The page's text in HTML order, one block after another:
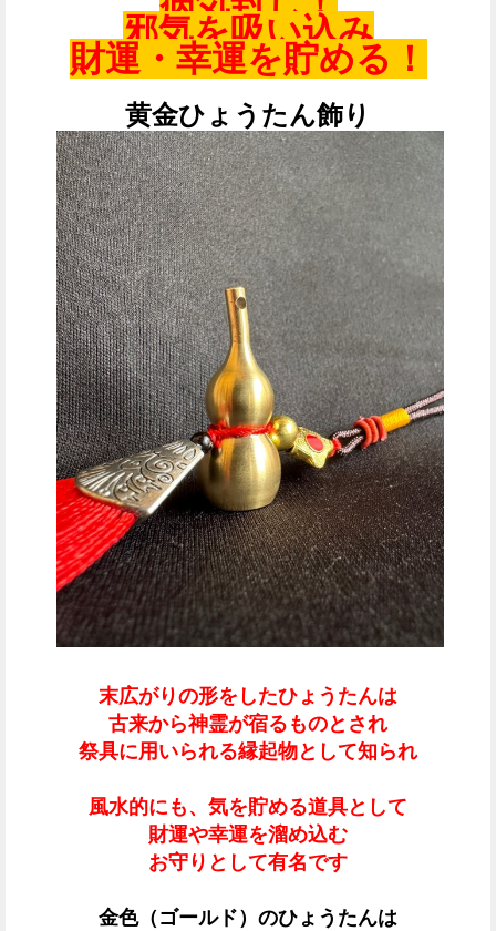
邪気を吸い込み
財運・幸運を貯める！
黄金ひょうたん飾り
末広がりの形をしたひょうたんは
古来から神霊が宿るものとされ
祭具に用いられる縁起物として知られ
風水的にも、気を貯める道具として
財運や幸運を溜め込む
お守りとして有名です
金色（ゴールド）のひょうたんは